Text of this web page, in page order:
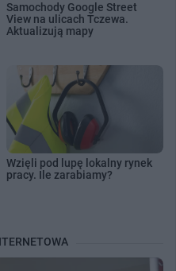
Samochody Google Street
View na ulicach Tczewa.
Aktualizują mapy
Wzięli pod lupę lokalny rynek
pracy. Ile zarabiamy?